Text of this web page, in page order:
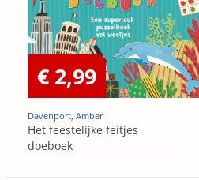
€ 2,99
Davenport, Amber
Het feestelijke feitjes
doeboek